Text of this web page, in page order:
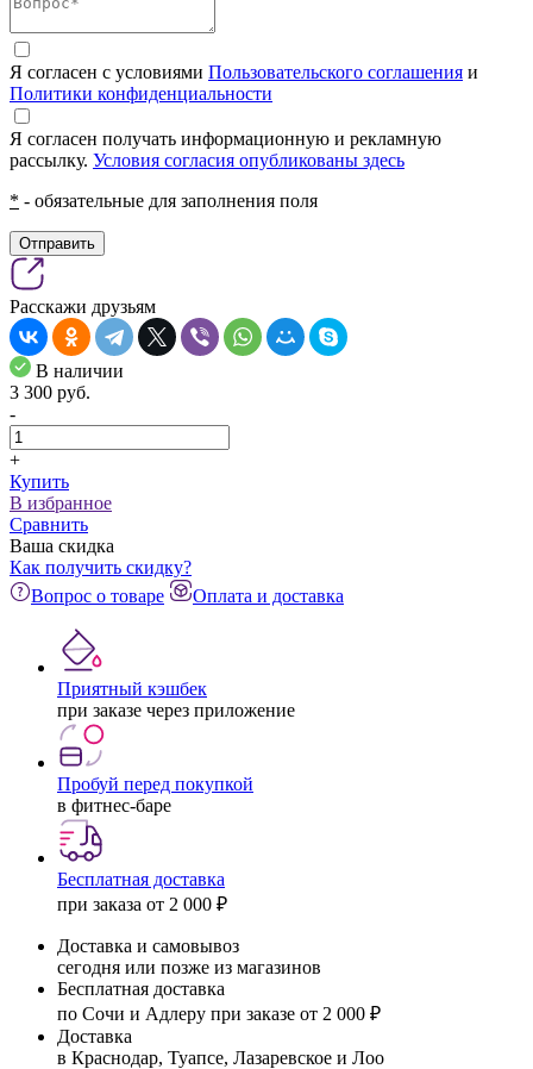
Я согласен с условиями Пользовательского соглашения и
Политики конфиденциальности
Я согласен получать информационную и рекламную
рассылку. Условия согласия опубликованы здесь
* - обязательные для заполнения поля
Отправить
Расскажи друзьям
В наличии
3 300 pуб.
-
+
Купить
В избранное
Сравнить
Ваша скидка
Как получить скидку?
Вопрос о товаре
Оплата и доставка
Приятный кэшбек
при заказе через приложение
Пробуй перед покупкой
в фитнес-баре
Бесплатная доставка
при заказа от 2 000 ₽
Доставка и самовывоз
сегодня или позже из магазинов
Бесплатная доставка
по Сочи и Адлеру при заказе от 2 000 ₽
Доставка
в Краснодар, Туапсе, Лазаревское и Лоо